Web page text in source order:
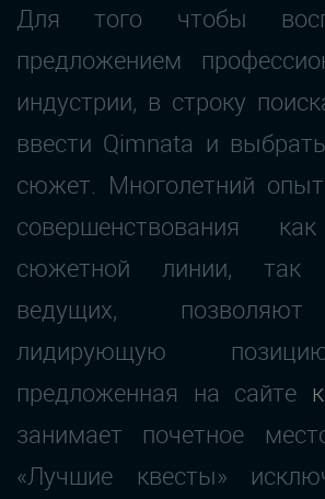
Для того чтобы
предложением
индустрии, в строку
ввести Qimnata и
сюжет. Многолетний
совершенствования
сюжетной линии,
ведущих,
лидирующую
предложенная на сайте
занимает почетное
«Лучшие квесты»